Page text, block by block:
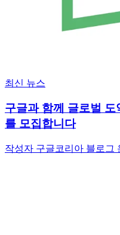
최신 뉴스
구글과 함께 글로벌
를 모집합니다
작성자 구글코리아 블로그